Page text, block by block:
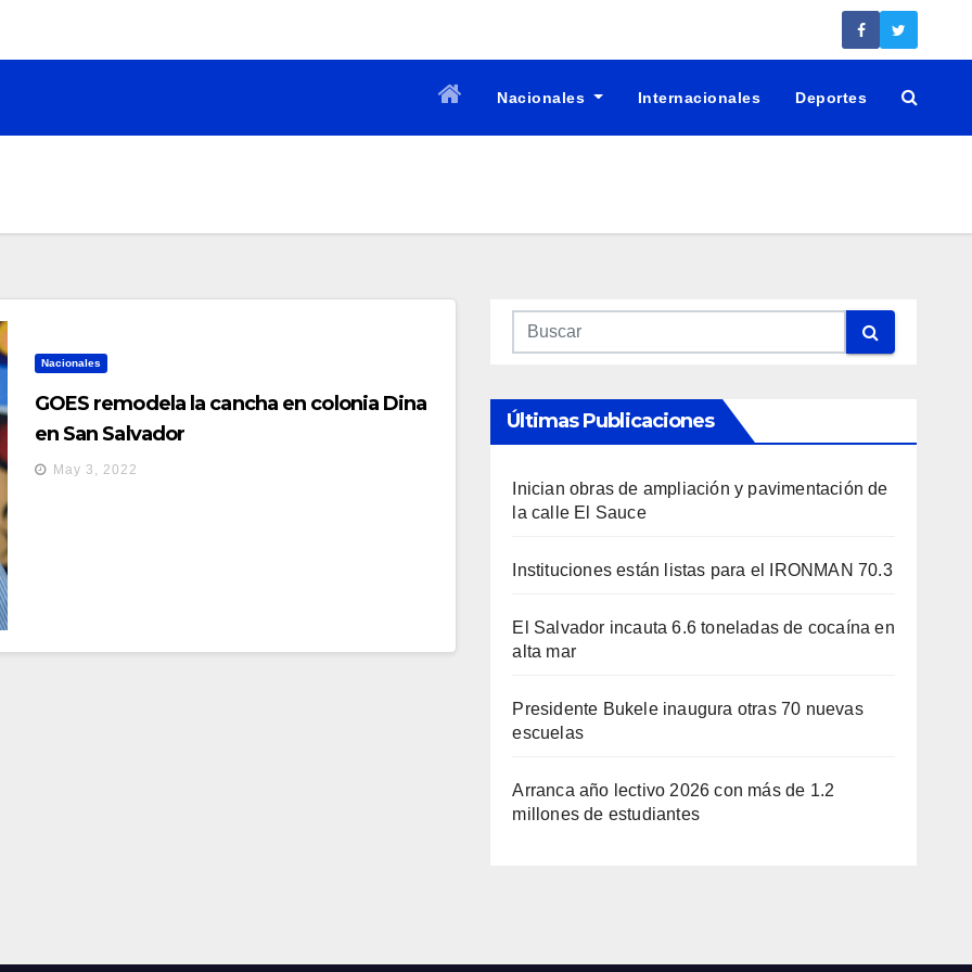
Nacionales Internacionales Deportes
Nacionales
GOES remodela la cancha en colonia Dina
en San Salvador
May 3, 2022
Últimas Publicaciones
Inician obras de ampliación y pavimentación de
la calle El Sauce
Instituciones están listas para el IRONMAN 70.3
El Salvador incauta 6.6 toneladas de cocaína en
alta mar
Presidente Bukele inaugura otras 70 nuevas
escuelas
Arranca año lectivo 2026 con más de 1.2
millones de estudiantes